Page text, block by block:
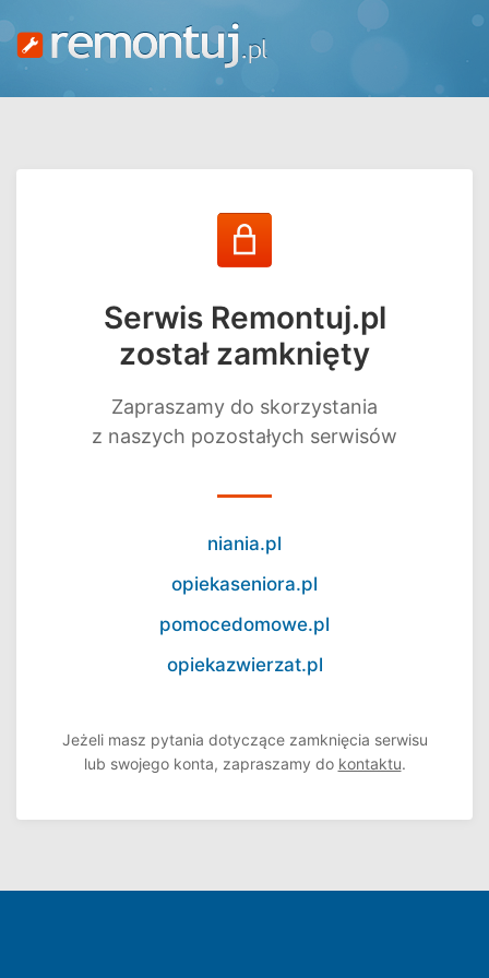
Serwis Remontuj.pl
został zamknięty
Zapraszamy do skorzystania
z naszych pozostałych serwisów
niania.pl
opiekaseniora.pl
pomocedomowe.pl
opiekazwierzat.pl
Jeżeli masz pytania dotyczące zamknięcia serwisu
lub swojego konta, zapraszamy do kontaktu.